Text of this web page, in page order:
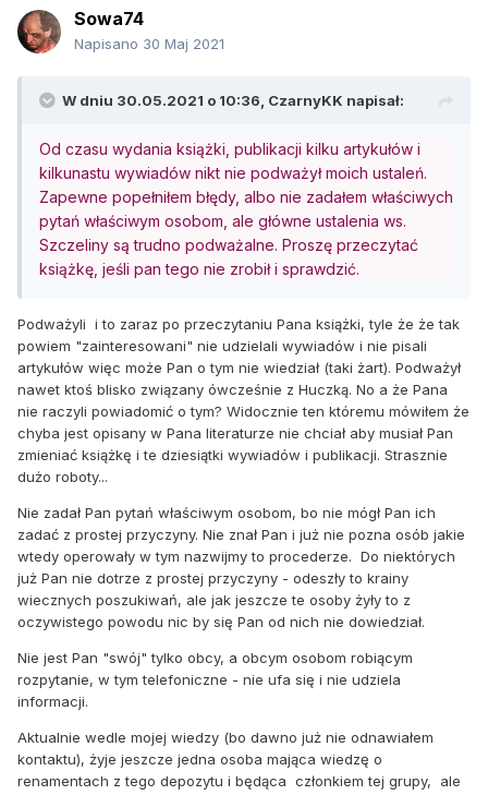
Sowa74
Napisano 30 Maj 2021
W dniu 30.05.2021 o 10:36, CzarnyKK napisał:
Od czasu wydania książki, publikacji kilku artykułów i
kilkunastu wywiadów nikt nie podważył moich ustaleń.
Zapewne popełniłem błędy, albo nie zadałem właściwych
pytań właściwym osobom, ale główne ustalenia ws.
Szczeliny są trudno podważalne. Proszę przeczytać
książkę, jeśli pan tego nie zrobił i sprawdzić.
Podważyli i to zaraz po przeczytaniu Pana książki, tyle że że tak
powiem "zainteresowani" nie udzielali wywiadów i nie pisali
artykułów więc może Pan o tym nie wiedział (taki żart). Podważył
nawet ktoś blisko związany ówcześnie z Huczką. No a że Pana
nie raczyli powiadomić o tym? Widocznie ten któremu mówiłem że
chyba jest opisany w Pana literaturze nie chciał aby musiał Pan
zmieniać książkę i te dziesiątki wywiadów i publikacji. Strasznie
dużo roboty...
Nie zadał Pan pytań właściwym osobom, bo nie mógł Pan ich
zadać z prostej przyczyny. Nie znał Pan i już nie pozna osób jakie
wtedy operowały w tym nazwijmy to procederze. Do niektórych
już Pan nie dotrze z prostej przyczyny - odeszły to krainy
wiecznych poszukiwań, ale jak jeszcze te osoby żyły to z
oczywistego powodu nic by się Pan od nich nie dowiedział.
Nie jest Pan "swój" tylko obcy, a obcym osobom robiącym
rozpytanie, w tym telefoniczne - nie ufa się i nie udziela
informacji.
Aktualnie wedle mojej wiedzy (bo dawno już nie odnawiałem
kontaktu), żyje jeszcze jedna osoba mająca wiedzę o
renamentach z tego depozytu i będąca członkiem tej grupy, ale